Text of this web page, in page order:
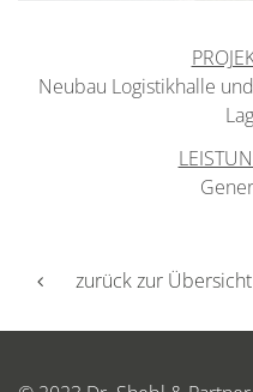
Neubau Logistikhalle
zurück zur Übersicht